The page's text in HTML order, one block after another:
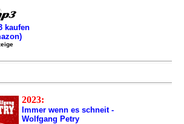
kaufen
2023:
Immer wenn es schneit -
Wolfgang Petry